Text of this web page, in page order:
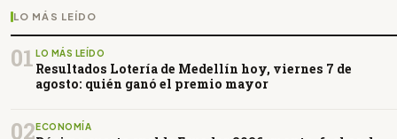
LO MÁS LEÍDO
01 LO MÁS LEÍDO
Resultados Lotería de Medellín hoy, viernes 7 de
agosto: quién ganó el premio mayor
02ECONOMÍA